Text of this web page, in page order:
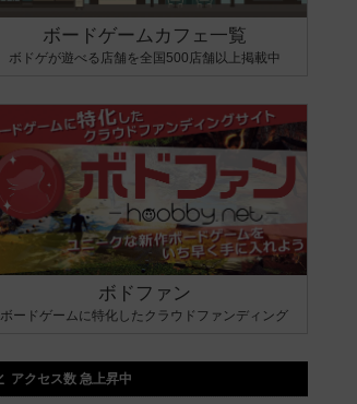
ボードゲームカフェ一覧
ボドゲが遊べる店舗を全国500店舗以上掲載中
ボドファン
ボードゲームに特化したクラウドファンディング
アクセス数 急上昇中